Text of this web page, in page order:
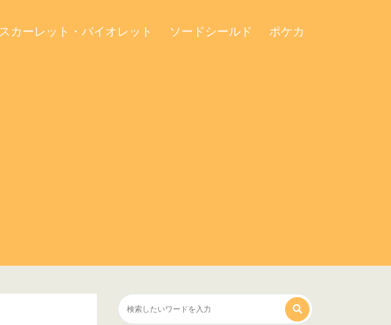
スカーレット・バイオレット ソードシールド ポケカ